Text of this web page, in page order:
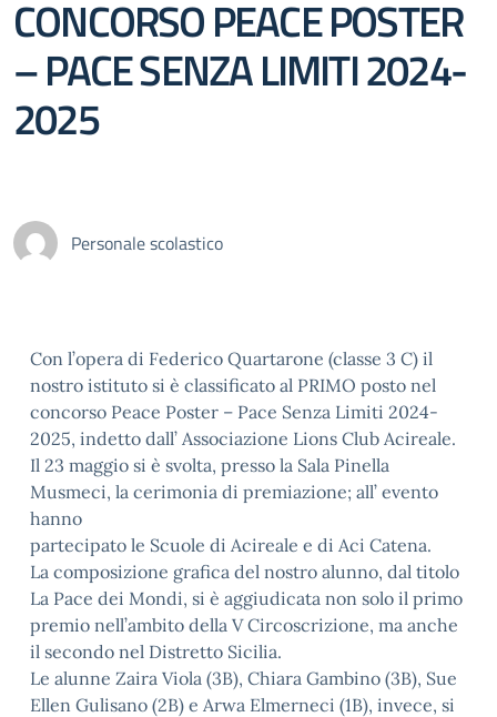
CONCORSO PEACE POSTER
– PACE SENZA LIMITI 2024-
2025
Personale scolastico
Con l’opera di Federico Quartarone (classe 3 C) il
nostro istituto si è classificato al PRIMO posto nel
concorso Peace Poster – Pace Senza Limiti 2024-
2025, indetto dall’ Associazione Lions Club Acireale.
Il 23 maggio si è svolta, presso la Sala Pinella
Musmeci, la cerimonia di premiazione; all’ evento
hanno
partecipato le Scuole di Acireale e di Aci Catena.
La composizione grafica del nostro alunno, dal titolo
La Pace dei Mondi, si è aggiudicata non solo il primo
premio nell’ambito della V Circoscrizione, ma anche
il secondo nel Distretto Sicilia.
Le alunne Zaira Viola (3B), Chiara Gambino (3B), Sue
Ellen Gulisano (2B) e Arwa Elmerneci (1B), invece, si